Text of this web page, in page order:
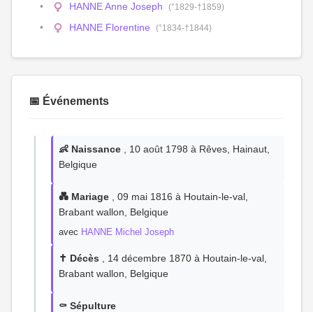
HANNE Anne Joseph (°1829-†1859)
HANNE Florentine (°1834-†1844)
📅 Événements
👶 Naissance , 10 août 1798 à Rêves, Hainaut,
Belgique
💑 Mariage , 09 mai 1816 à Houtain-le-val,
Brabant wallon, Belgique
avec HANNE Michel Joseph
✝️ Décès , 14 décembre 1870 à Houtain-le-val,
Brabant wallon, Belgique
⚰️ Sépulture